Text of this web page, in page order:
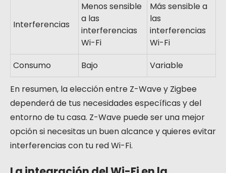
Interferencias
Menos sensible
a las
interferencias
Wi-Fi
Más sensible a
las
interferencias
Wi-Fi
Consumo
Bajo Variable
En resumen, la elección entre Z-Wave y Zigbee
dependerá de tus necesidades específicas y del
entorno de tu casa. Z-Wave puede ser una mejor
opción si necesitas un buen alcance y quieres evitar
interferencias con tu red Wi-Fi.